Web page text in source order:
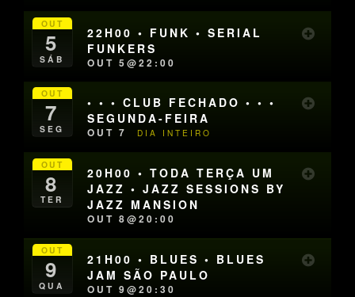
OUT
5
SÁB
22H00 • FUNK • SERIAL
FUNKERS
OUT 5@22:00
OUT
7
SEG
• • • CLUB FECHADO • • •
SEGUNDA-FEIRA
OUT 7 DIA INTEIRO
OUT
8
TER
20H00 • TODA TERÇA UM
JAZZ • JAZZ SESSIONS BY
JAZZ MANSION
OUT 8@20:00
OUT
9
QUA
21H00 • BLUES • BLUES
JAM SÃO PAULO
OUT 9@20:30